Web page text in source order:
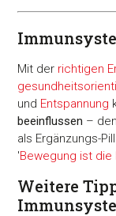
Mit der richtigen
und Entspannung
beeinflussen –
als Ergänzungs-
'Bewegung ist die
Weitere